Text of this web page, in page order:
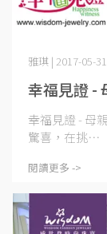
幸福見證 -
雅琪 | 2017-05-31
幸福見證 - 母
驚喜，在挑⋯
閱讀更多 ->